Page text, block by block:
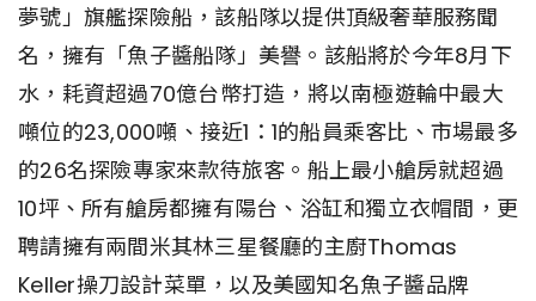
夢號」旗艦探險船，該船隊以提供頂級奢華服務聞
名，擁有「魚子醬船隊」美譽。該船將於今年8月下
水，耗資超過70億台幣打造，將以南極遊輪中最大
噸位的23,000噸、接近1：1的船員乘客比、市場最多
的26名探險專家來款待旅客。船上最小艙房就超過
10坪、所有艙房都擁有陽台、浴缸和獨立衣帽間，更
聘請擁有兩間米其林三星餐廳的主廚Thomas
Keller操刀設計菜單，以及美國知名魚子醬品牌